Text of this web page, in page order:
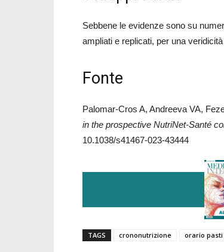
Sebbene le evidenze sono su
ampliati e replicati, per una
Fonte
Palomar-Cros A, Andreeva VA,
in the prospective NutriNet-Santé
10.1038/s41467-023-43444
TAGS crononutrizione orario pasti